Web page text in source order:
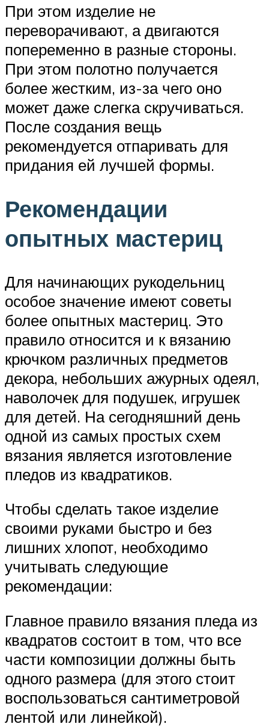
При этом изделие не
переворачивают, а двигаются
попеременно в разные стороны.
При этом полотно получается
более жестким, из-за чего оно
может даже слегка скручиваться.
После создания вещь
рекомендуется отпаривать для
придания ей лучшей формы.
Рекомендации
опытных мастериц
Для начинающих рукодельниц
особое значение имеют советы
более опытных мастериц. Это
правило относится и к вязанию
крючком различных предметов
декора, небольших ажурных одеял,
наволочек для подушек, игрушек
для детей. На сегодняшний день
одной из самых простых схем
вязания является изготовление
пледов из квадратиков.
Чтобы сделать такое изделие
своими руками быстро и без
лишних хлопот, необходимо
учитывать следующие
рекомендации:
Главное правило вязания пледа из
квадратов состоит в том, что все
части композиции должны быть
одного размера (для этого стоит
воспользоваться сантиметровой
лентой или линейкой).